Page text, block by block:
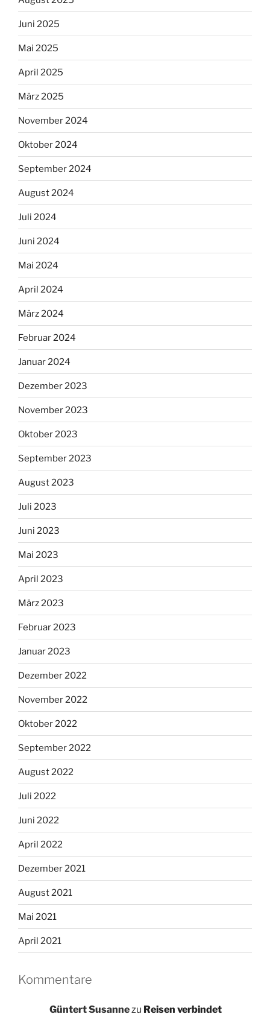
Juni 2025
Mai 2025
April 2025
März 2025
November 2024
Oktober 2024
September 2024
August 2024
Juli 2024
Juni 2024
Mai 2024
April 2024
März 2024
Februar 2024
Januar 2024
Dezember 2023
November 2023
Oktober 2023
September 2023
August 2023
Juli 2023
Juni 2023
Mai 2023
April 2023
März 2023
Februar 2023
Januar 2023
Dezember 2022
November 2022
Oktober 2022
September 2022
August 2022
Juli 2022
Juni 2022
April 2022
Dezember 2021
August 2021
Mai 2021
April 2021
Kommentare
Güntert Susanne zu Reisen verbindet